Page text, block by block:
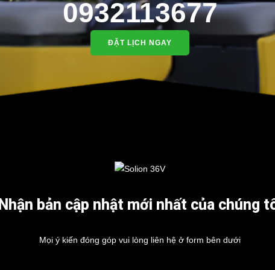
0932113677
ĐẶT LỊCH NGAY
Nhận bản cập nhật mới nhất của chúng
Mọi ý kiến đóng góp vui lòng liên hệ ở form bên dưới